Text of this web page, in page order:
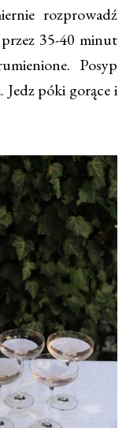
rozprowadź
przez 35-40 minut
Posyp
póki gorące i